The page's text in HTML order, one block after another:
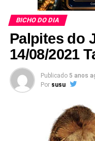
BICHO DO DIA
Palpites do
14/08/2021
Publicado 5 anos
Por susu